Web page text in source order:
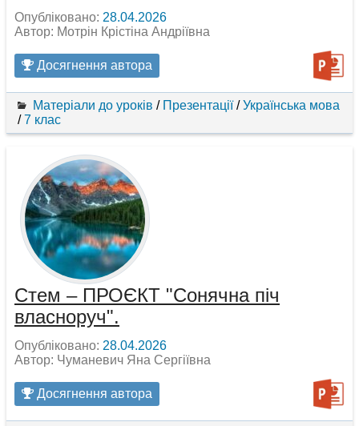
Опубліковано: 28.04.2026
Автор: Мотрін Крістіна Андріївна
Досягнення автора
Матеріали до уроків / Презентації/Українська мова
/7 клас
Стем – ПРОЄКТ "Сонячна піч
власноруч".
Опубліковано: 28.04.2026
Автор: Чуманевич Яна Сергіївна
Досягнення автора